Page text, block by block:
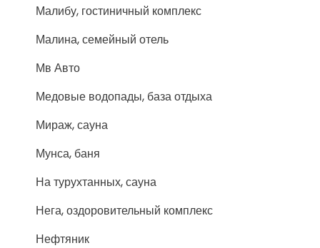
Малибу, гостиничный комплекс
Малина, семейный отель
Мв Авто
Медовые водопады, база отдыха
Мираж, сауна
Мунса, баня
На турухтанных, сауна
Нега, оздоровительный комплекс
Нефтяник